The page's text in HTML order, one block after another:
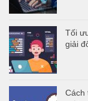
Tối
giải
Cách